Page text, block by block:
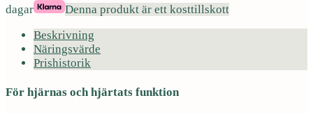
dagar
Denna produkt är ett kosttillskott
Beskrivning
Näringsvärde
Prishistorik
För hjärnas och hjärtats funktion